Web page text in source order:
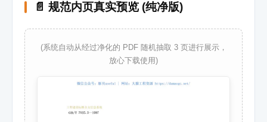
📄 规范内页真实预览 (纯净版)
(系统自动从经过净化的 PDF 随机抽取 3 页进行展示，
放心下载使用)